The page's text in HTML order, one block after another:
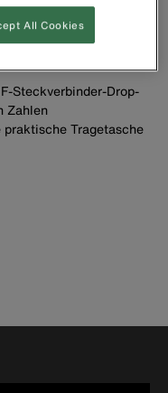
an
Steckverbinder-Drop-
Zahlen
Tragetasche
All Cookies